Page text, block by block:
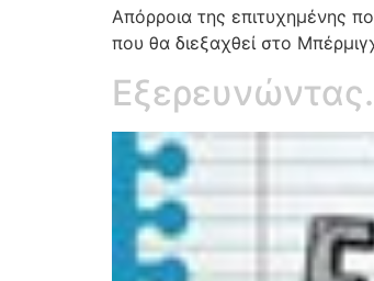
Απόρροια της επιτυχημένης
που θα διεξαχθεί στο